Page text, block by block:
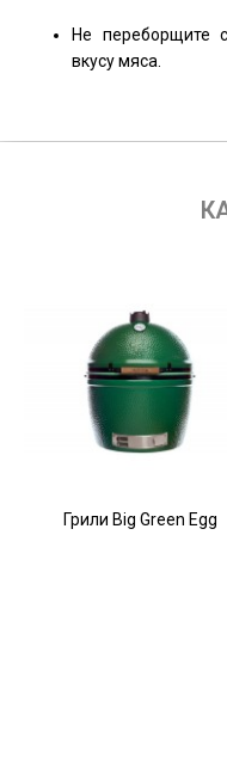
Не переборщите
вкусу мяса.
Грили Big Green Egg